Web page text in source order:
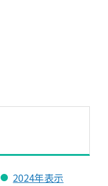
2024年表示